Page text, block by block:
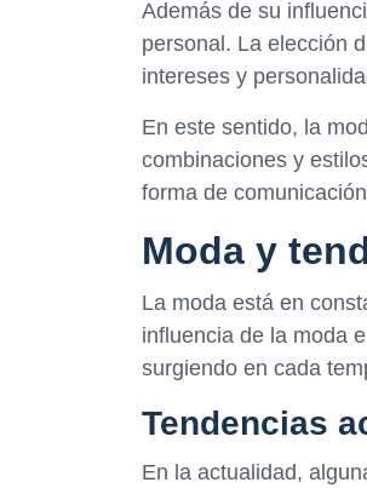
Además de su
personal. La elección
intereses y
En este sentido, la
combinaciones y
forma de
Moda y
La moda está en
influencia de la moda
surgiendo en cada
Tendencias
En la actualidad,